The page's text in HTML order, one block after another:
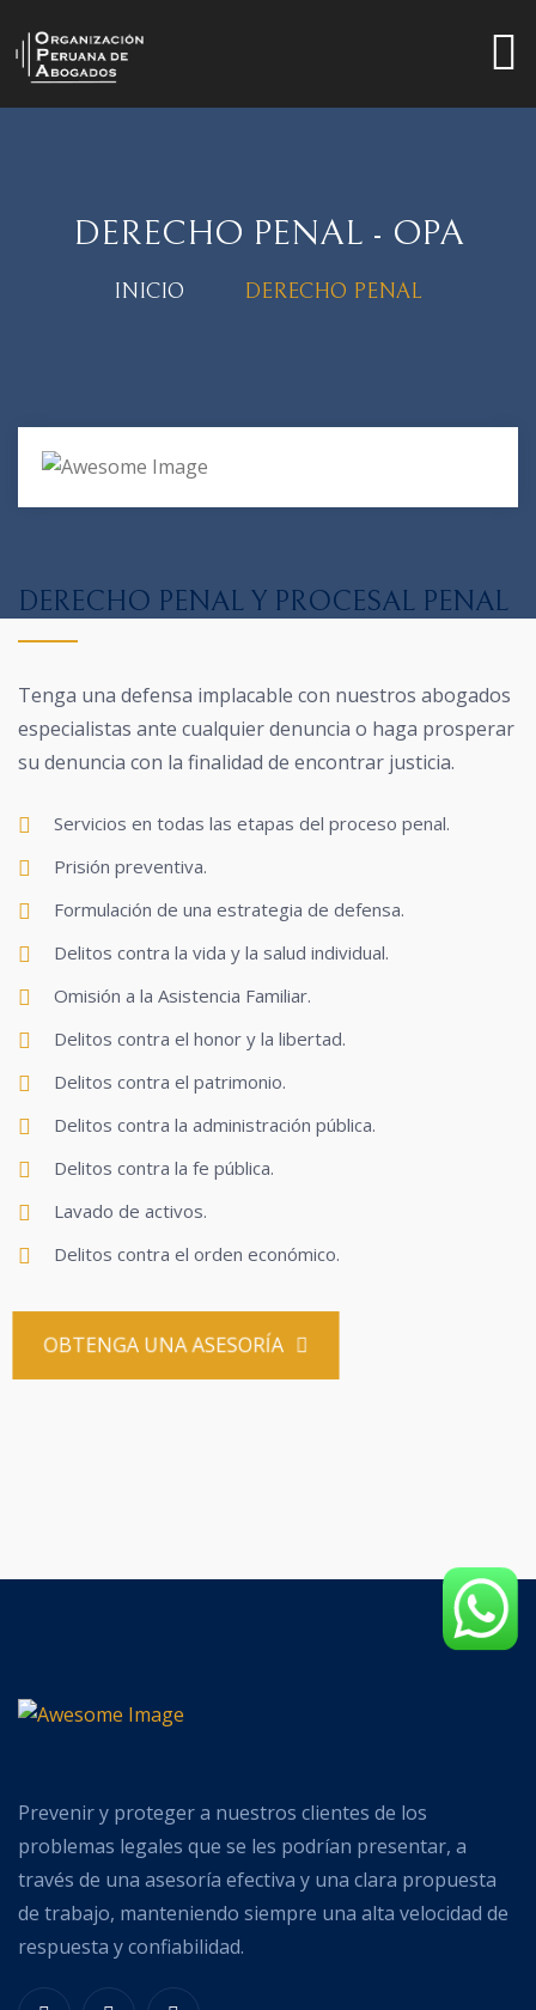
DERECHO PENAL - OPA
INICIO DERECHO PENAL
DERECHO PENAL Y PROCESAL PENAL
Tenga una defensa implacable con nuestros abogados
especialistas ante cualquier denuncia o haga prosperar
su denuncia con la finalidad de encontrar justicia.
Servicios en todas las etapas del proceso penal.
Prisión preventiva.
Formulación de una estrategia de defensa.
Delitos contra la vida y la salud individual.
Omisión a la Asistencia Familiar.
Delitos contra el honor y la libertad.
Delitos contra el patrimonio.
Delitos contra la administración pública.
Delitos contra la fe pública.
Lavado de activos.
Delitos contra el orden económico.
OBTENGA UNA ASESORÍA
Prevenir y proteger a nuestros clientes de los
problemas legales que se les podrían presentar, a
través de una asesoría efectiva y una clara propuesta
de trabajo, manteniendo siempre una alta velocidad de
respuesta y confiabilidad.